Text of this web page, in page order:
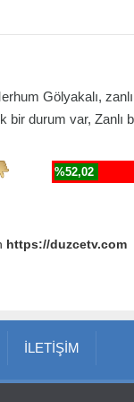
Gölyakalı, zanlı
bir durum var, Zanlı
%52,02
https://duzcetv.com
İLETİŞİM